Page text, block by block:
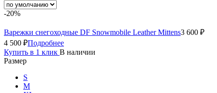
-20%
Варежки снегоходные DF Snowmobile Leather Mittens3 600 ₽
4 500 ₽Подробнее
Купить в 1 клик В наличии
Размер
S
M